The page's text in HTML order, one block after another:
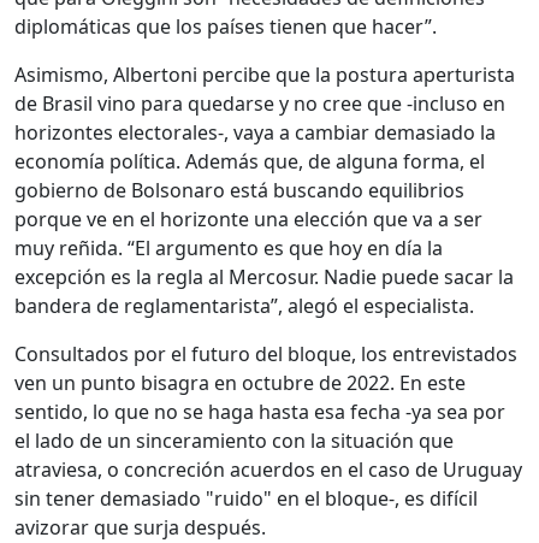
diplomáticas que los países tienen que hacer”.
Asimismo, Albertoni percibe que la postura aperturista
de Brasil vino para quedarse y no cree que -incluso en
horizontes electorales-, vaya a cambiar demasiado la
economía política. Además que, de alguna forma, el
gobierno de Bolsonaro está buscando equilibrios
porque ve en el horizonte una elección que va a ser
muy reñida. “El argumento es que hoy en día la
excepción es la regla al Mercosur. Nadie puede sacar la
bandera de reglamentarista”, alegó el especialista.
Consultados por el futuro del bloque, los entrevistados
ven un punto bisagra en octubre de 2022. En este
sentido, lo que no se haga hasta esa fecha -ya sea por
el lado de un sinceramiento con la situación que
atraviesa, o concreción acuerdos en el caso de Uruguay
sin tener demasiado "ruido" en el bloque-, es difícil
avizorar que surja después.